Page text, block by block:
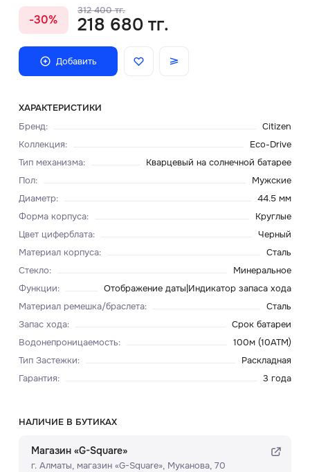
-30%
312 400 тг.
218 680 тг.
Добавить
ХАРАКТЕРИСТИКИ
Бренд:
Citizen
Коллекция:
Eco-Drive
Тип механизма:
Кварцевый на солнечной батарее
Пол:
Мужские
Диаметр:
44.5 мм
Форма корпуса:
Круглые
Цвет циферблата:
Черный
Материал корпуса:
Сталь
Стекло:
Минеральное
Функции:
Отображение даты|Индикатор запаса хода
Материал ремешка/браслета:
Сталь
Запас хода:
Срок батареи
Водонепроницаемость:
100м (10ATM)
Тип Застежки:
Раскладная
Гарантия: 3 года
НАЛИЧИЕ В БУТИКАХ
Магазин «G-Square»
г. Алматы, ​магазин «G-Square»​, Муканова, 70
Доставка и оплата
Блог